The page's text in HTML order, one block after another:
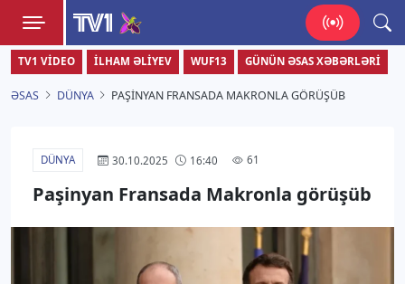
TV1
Zamanı bizimlə yaşa!
TV1 VIDEO İLHAM ƏLIYEV WUF13 GÜNÜN ƏSAS XƏBƏRLƏRI
ƏSAS DÜNYA PAŞINYAN FRANSADA MAKRONLA GÖRÜŞÜB
DÜNYA 30.10.2025 16:40 61
Paşinyan Fransada Makronla görüşüb